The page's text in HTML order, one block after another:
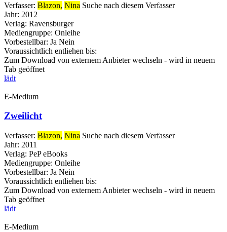
Verfasser: Blazon, Nina Suche nach diesem Verfasser
Jahr: 2012
Verlag: Ravensburger
Mediengruppe: Onleihe
Vorbestellbar: Ja Nein
Voraussichtlich entliehen bis:
Zum Download von externem Anbieter wechseln - wird in neuem
Tab geöffnet
lädt
E-Medium
Zweilicht
Verfasser: Blazon, Nina Suche nach diesem Verfasser
Jahr: 2011
Verlag: PeP eBooks
Mediengruppe: Onleihe
Vorbestellbar: Ja Nein
Voraussichtlich entliehen bis:
Zum Download von externem Anbieter wechseln - wird in neuem
Tab geöffnet
lädt
E-Medium